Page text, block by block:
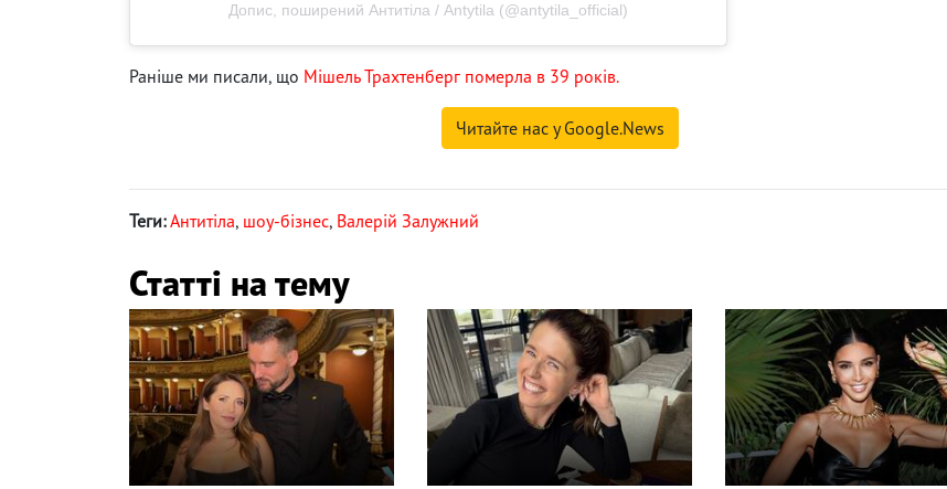
Допис, поширений Антитіла / Antytila (@antytila_official)
Раніше ми писали, що Мішель Трахтенберг померла в 39 років.
Читайте нас у Google.News
Теги:Антитіла, шоу-бізнес, Валерій Залужний
Статті на тему